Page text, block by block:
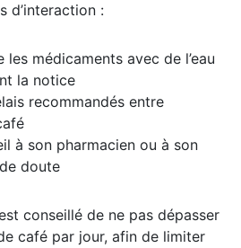
d’interaction :
les médicaments avec de l’eau
la notice
recommandés entre
à son pharmacien ou à son
doute
conseillé de ne pas dépasser
café par jour, afin de limiter